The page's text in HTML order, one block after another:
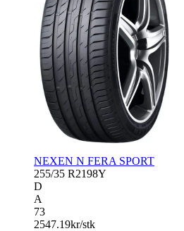
NEXEN N FERA SPORT
255/35 R2198Y
D
A
73
2547.19kr/stk